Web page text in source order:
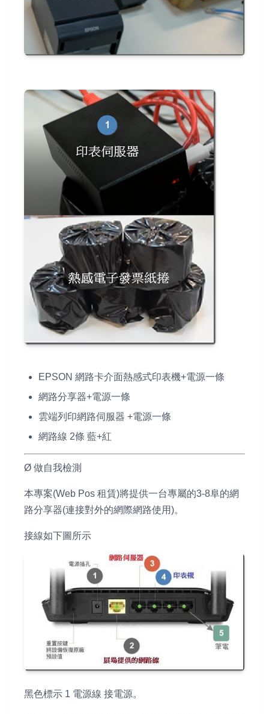
EPSON 網路卡介面熱感式印表機+電源一條
網路分享器+電源一條
雲端列印網路伺服器 +電源一條
網路線 2條 藍+紅
Ø 做自我檢測
本專案(Web Pos 租賃)將提供一台專屬的3-8阜的網
路分享器(連接對外的網際網路使用)。
接線如下圖所示
黑色標示 1 電源線 接電源。